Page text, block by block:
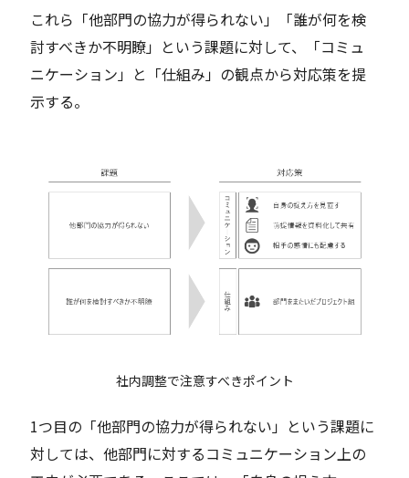
これら「他部門の協力が得られない」「誰が何を検
討すべきか不明瞭」という課題に対して、「コミュ
ニケーション」と「仕組み」の観点から対応策を提
示する。
社内調整で注意すべきポイント
1つ目の「他部門の協力が得られない」という課題に
対しては、他部門に対するコミュニケーション上の